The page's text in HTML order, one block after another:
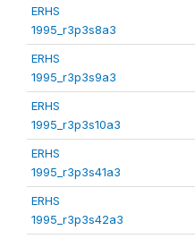
ERHS
1995_r3p3s8a3
ERHS
1995_r3p3s9a3
ERHS
1995_r3p3s10a3
ERHS
1995_r3p3s41a3
ERHS
1995_r3p3s42a3